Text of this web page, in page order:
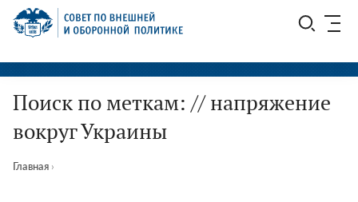
Перейти
СВОП
Поиск по меткам: // напряжение
вокруг Украины
Главная ›